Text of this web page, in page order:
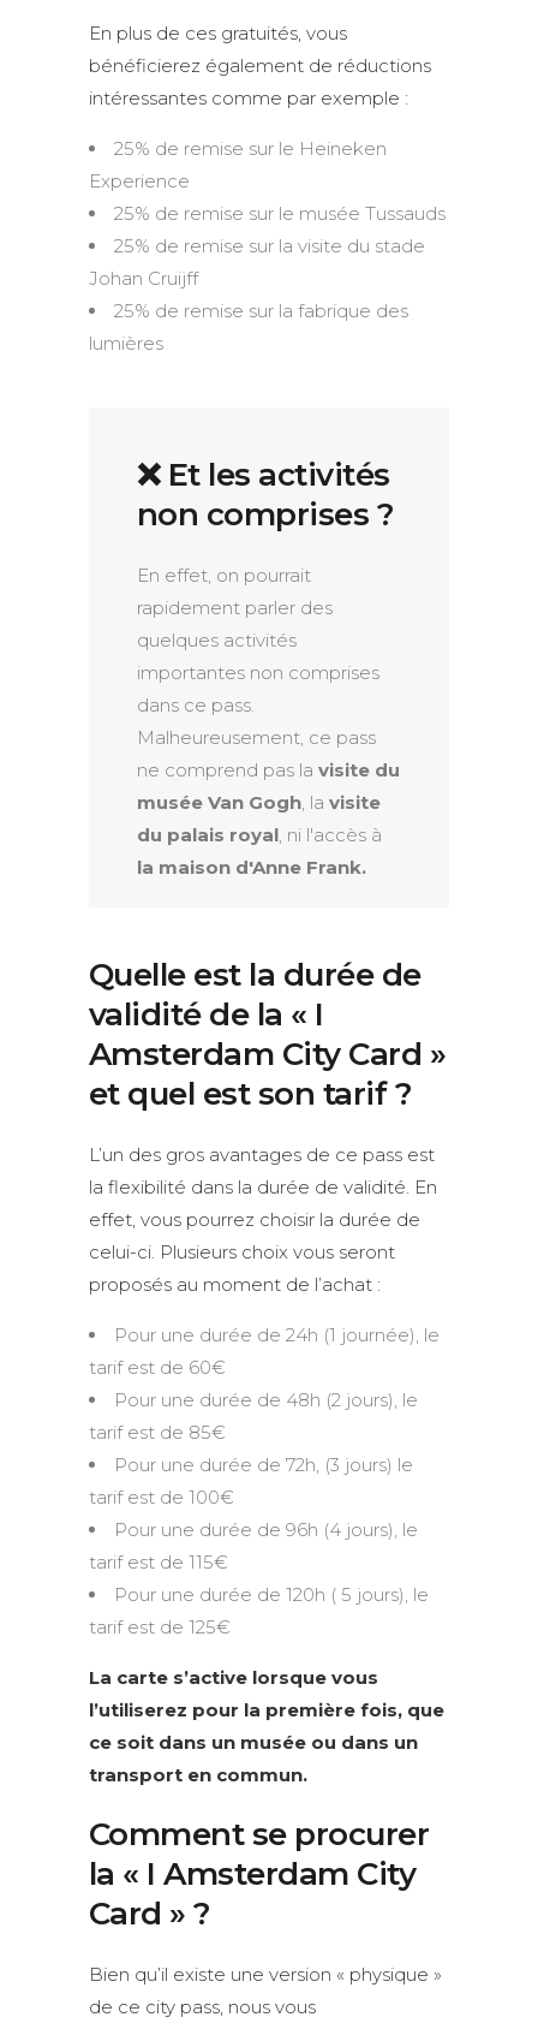
En plus de ces gratuités, vous
bénéficierez également de réductions
intéressantes comme par exemple :
25% de remise sur le Heineken
Experience
25% de remise sur le musée Tussauds
25% de remise sur la visite du stade
Johan Cruijff
25% de remise sur la fabrique des
lumières
❌ Et les activités
non comprises ?
En effet, on pourrait
rapidement parler des
quelques activités
importantes non comprises
dans ce pass.
Malheureusement, ce pass
ne comprend pas la visite du
musée Van Gogh, la visite
du palais royal, ni l'accès à
la maison d'Anne Frank.
Quelle est la durée de
validité de la « I
Amsterdam City Card »
et quel est son tarif ?
L’un des gros avantages de ce pass est
la flexibilité dans la durée de validité. En
effet, vous pourrez choisir la durée de
celui-ci. Plusieurs choix vous seront
proposés au moment de l’achat :
Pour une durée de 24h (1 journée), le
tarif est de 60€
Pour une durée de 48h (2 jours), le
tarif est de 85€
Pour une durée de 72h, (3 jours) le
tarif est de 100€
Pour une durée de 96h (4 jours), le
tarif est de 115€
Pour une durée de 120h ( 5 jours), le
tarif est de 125€
La carte s’active lorsque vous
l’utiliserez pour la première fois, que
ce soit dans un musée ou dans un
transport en commun.
Comment se procurer
la « I Amsterdam City
Card » ?
Bien qu’il existe une version « physique »
de ce city pass, nous vous